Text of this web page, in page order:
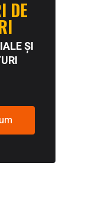
DE
ȘI